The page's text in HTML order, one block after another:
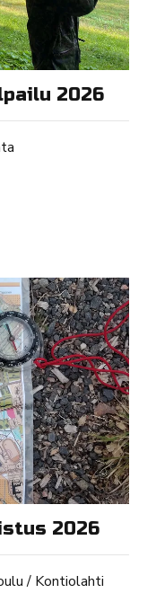
2026
2026
/ Kontiolahti